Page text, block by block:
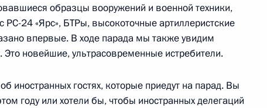
правам ребёнка в субъектах
образцы вооружений и военной техники,
24 «Ярс», БТРы, высокоточные артиллеристские
впервые. В ходе парада мы также увидим
Это новейшие, ультрасовременные истребители.
иностранных гостях, которые приедут на парад. Вы
году или хотели бы, чтобы иностранных делегаций